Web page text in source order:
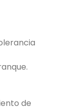
de